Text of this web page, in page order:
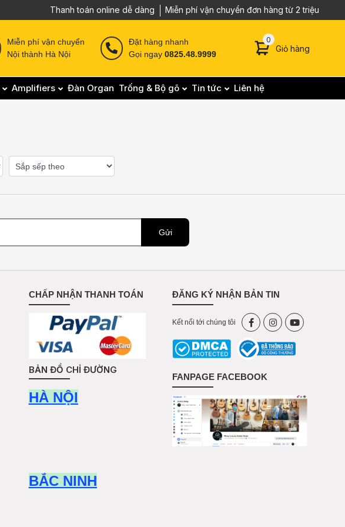
Thanh toán online dễ dàng Miễn phí vận chuyển đơn hàng từ 2 triệu
Miễn phí vận chuyển
Nội thành Hà Nội
Đặt hàng nhanh
Gọi ngay0825.48.9999
00 sản phẩm trong
Giỏ hàng
Amplifiers Đàn Organ Trống & Bộ gõ Tin tức Liên hệ
Gửi
CHẤP NHẬN THANH TOÁN
BẢN ĐỒ CHỈ ĐƯỜNG
HÀ NỘI
BẮC NINH
ĐĂNG KÝ NHẬN BẢN TIN
Kết nối tới chúng tôi
FANPAGE FACEBOOK